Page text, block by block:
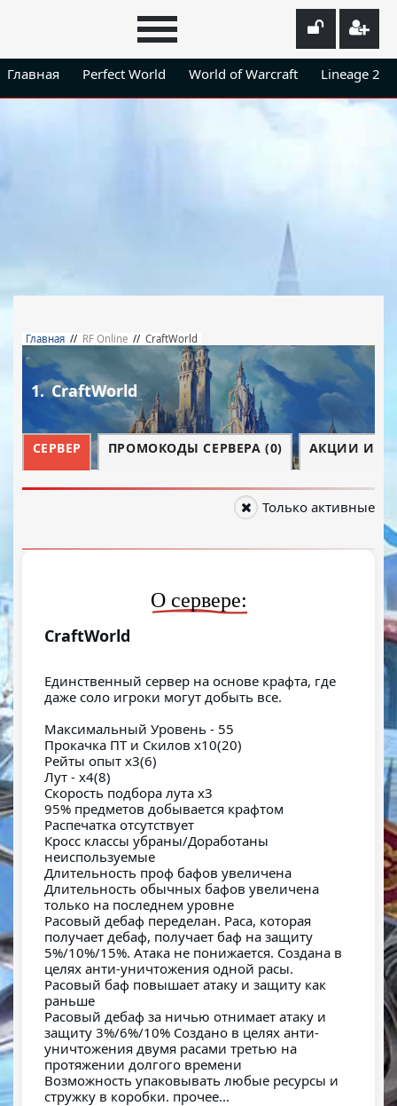
Главная Perfect World World of Warcraft Lineage 2
Главная // RF Online // CraftWorld
1. CraftWorld
СЕРВЕР ПРОМОКОДЫ СЕРВЕРА (0) АКЦИИ И
Только активные
О сервере:
CraftWorld
Единственный сервер на основе крафта, где
даже соло игроки могут добыть все.
Максимальный Уровень - 55
Прокачка ПТ и Скилов х10(20)
Рейты опыт х3(6)
Лут - х4(8)
Скорость подбора лута х3
95% предметов добывается крафтом
Распечатка отсутствует
Кросс классы убраны/Доработаны
неиспользуемые
Длительность проф бафов увеличена
Длительность обычных бафов увеличена
только на последнем уровне
Расовый дебаф переделан. Раса, которая
получает дебаф, получает баф на защиту
5%/10%/15%. Атака не понижается. Создана в
целях анти-уничтожения одной расы.
Расовый баф повышает атаку и защиту как
раньше
Расовый дебаф за ничью отнимает атаку и
защиту 3%/6%/10% Создано в целях анти-
уничтожения двумя расами третью на
протяжении долгого времени
Возможность упаковывать любые ресурсы и
стружку в коробки. прочее...